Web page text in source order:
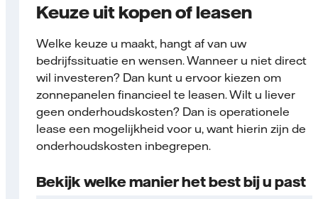
Keuze uit kopen of leasen
Welke keuze u maakt, hangt af van uw
bedrijfssituatie en wensen. Wanneer u niet direct
wil investeren? Dan kunt u ervoor kiezen om
zonnepanelen financieel te leasen. Wilt u liever
geen onderhoudskosten? Dan is operationele
lease een mogelijkheid voor u, want hierin zijn de
onderhoudskosten inbegrepen.
Bekijk welke manier het best bij u past